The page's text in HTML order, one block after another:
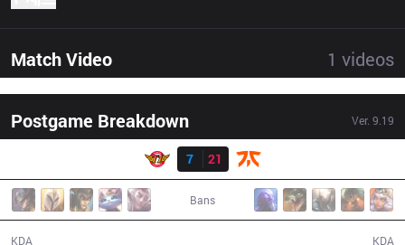
Match Video 1 videos
Postgame Breakdown Ver. 9.19
7
21
Bans
KDA KDA